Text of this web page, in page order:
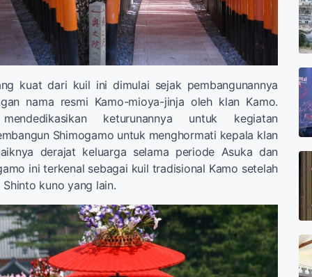
kuat dari kuil ini dimulai sejak pembangunannya
nama resmi Kamo-mioya-jinja oleh klan Kamo.
keturunannya untuk kegiatan
Shimogamo untuk menghormati kepala klan
derajat keluarga selama periode Asuka dan
ini terkenal sebagai kuil tradisional Kamo setelah
kuno yang lain.